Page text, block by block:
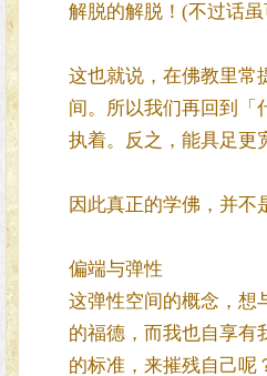
解脱的解脱！(不过话
这也就说，在佛教里常
间。所以我们再回到「
执着。反之，能具足更
因此真正的学佛，并不
偏端与弹性
这弹性空间的概念，想
的福德，而我也自享有
的标准，来摧残自己呢